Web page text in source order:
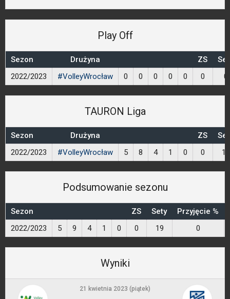
Play Off
Sezon Drużyna ZS
2022/2023
#VolleyWrocław 0 0 0 0 0 0 0
TAURON Liga
Sezon Drużyna ZS
2022/2023
#VolleyWrocław 5 8 4 1 0 0 18
Podsumowanie sezonu
Sezon ZS Sety Przyjęcie %
2022/2023
5 9 4 1 0 0 19 0
Wyniki
21 kwietnia 2023 (piątek)